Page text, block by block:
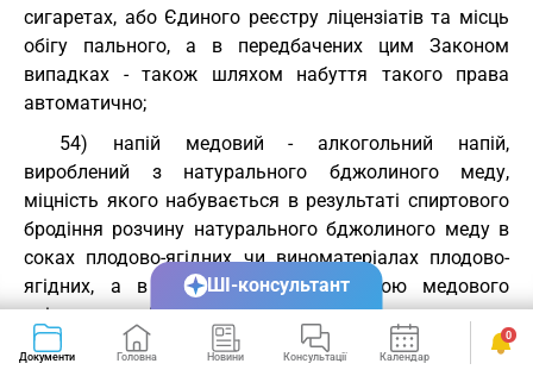
сигаретах, або Єдиного реєстру ліцензіатів та місць
обігу пального, а в передбачених цим Законом
випадках - також шляхом набуття такого права
автоматично;
54) напій медовий - алкогольний напій,
вироблений з натурального бджолиного меду,
міцність якого набувається в результаті спиртового
бродіння розчину натурального бджолиного меду в
соках плодово-ягідних чи виноматеріалах плодово-
ягідних, а в разі виробництва напою медового
кріпленого - підвищується шляхом додавання спирту
етилового ректифікованого або спиртового
Документи Головна Новини Консультації Календар Сервіси
0
ШІ-консультант